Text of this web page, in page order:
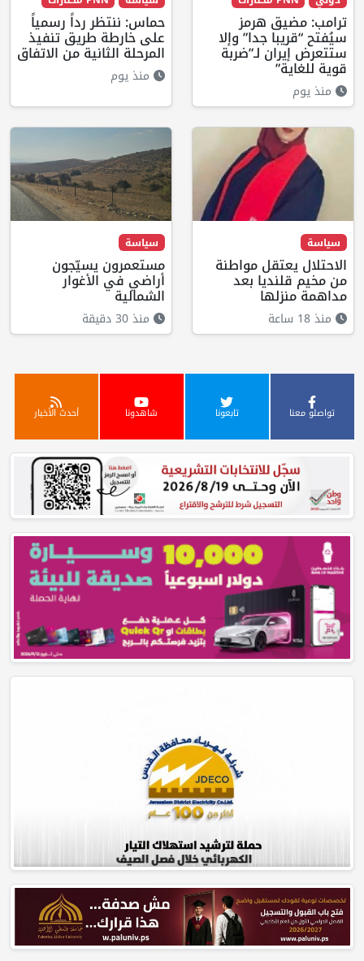
ترامب: مضيق هرمز
سيُفتح “قريبا جدا” وإلا
ستتعرض إيران لـ”ضربة
قوية للغاية”
منذ يوم
حماس: ننتظر رداً رسمياً
على خارطة طريق تنفيذ
المرحلة الثانية من الاتفاق
منذ يوم
سياسة
الاحتلال يعتقل مواطنة
من مخيم قلنديا بعد
مداهمة منزلها
منذ 18 ساعة
سياسة
مستعمرون يسيّجون
أراضي في الأغوار
الشمالية
منذ 30 دقيقة
تواصلو معنا تابعونا شاهدونا أحدث الأخبار